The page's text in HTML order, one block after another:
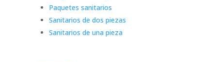
Paquetes sanitarios
Sanitarios de dos piezas
Sanitarios de una pieza